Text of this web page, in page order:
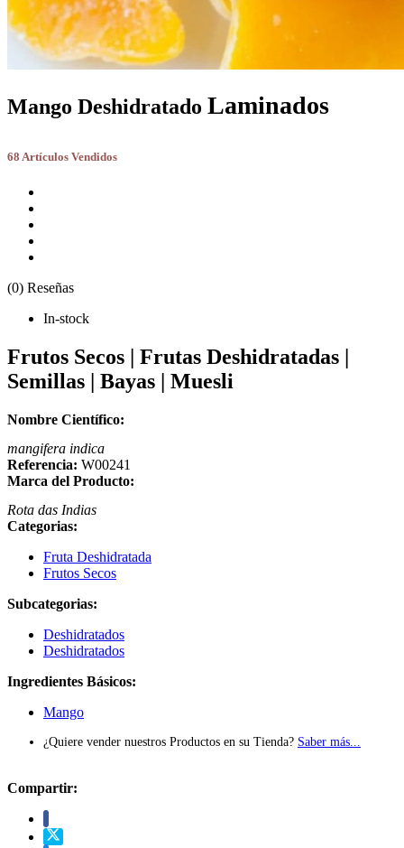
Mango Deshidratado Laminados
68 Artículos Vendidos
(0) Reseñas
In-stock
Frutos Secos | Frutas Deshidratadas |
Semillas | Bayas | Muesli
Nombre Científico:
mangifera indica
Referencia: W00241
Marca del Producto:
Rota das Indias
Categorias:
Fruta Deshidratada
Frutos Secos
Subcategorias:
Deshidratados
Deshidratados
Ingredientes Básicos:
Mango
¿Quiere vender nuestros Productos en su Tienda? Saber más...
Compartir: